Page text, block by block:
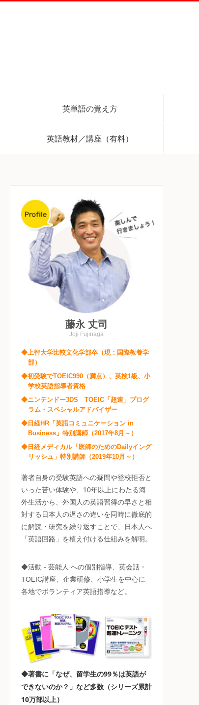
英単語の覚え方
英語教材／講座（有料）
藤永 丈司
Joji Fujinaga
◆上智大学比較文化学部卒（現：国際教養学
部）
◆初受験でTOEIC990（満点）、英検1級、小
学校英語指導者資格
◆ニンテンドー3DS TOEIC「超速」プログ
ラム・スペシャルアドバイザー
◆日経HR「英語コミュニケーション in
Business」特別講師（2017年8月～）
◆日経メディカル「医師のためのDailyイング
リッシュ」特別講師（2019年10月～）
著者自身の受験英語への疑問や登校拒否と
いった苦い体験や、10年以上にわたる海
外生活から、外国人の英語習得の早さと相
対する日本人の遅さの違いを同時に徹底的
に解読・研究を繰り返すことで、日本人へ
「英語回路」を植え付ける仕組みを解明。
◆活動 - 芸能人 への個別指導、英会話・
TOEIC講座、企業研修、小学生を中心に
各地でボランティア英語指導など。
◆著書に「なぜ、留学生の99％は英語が
できないのか？」など多数（シリーズ累計
10万部以上）